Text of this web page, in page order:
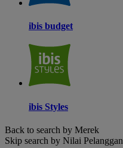
ibis budget
ibis Styles
Back to search by Merek
Skip search by Nilai Pelanggan